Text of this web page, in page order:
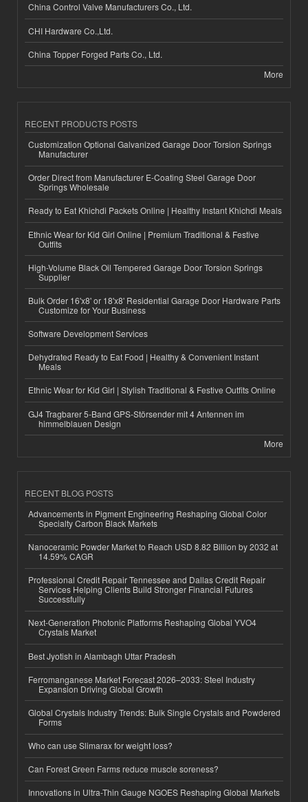
China Control Valve Manufacturers Co., Ltd.
CHI Hardware Co.,Ltd.
China Topper Forged Parts Co., Ltd.
More
RECENT PRODUCTS POSTS
Customization Optional Galvanized Garage Door Torsion Springs
Manufacturer
Order Direct from Manufacturer E-Coating Steel Garage Door
Springs Wholesale
Ready to Eat Khichdi Packets Online | Healthy Instant Khichdi Meals
Ethnic Wear for Kid Girl Online | Premium Traditional & Festive
Outfits
High-Volume Black Oil Tempered Garage Door Torsion Springs
Supplier
Bulk Order 16'x8' or 18'x8' Residential Garage Door Hardware Parts
Customize for Your Business
Software Development Services
Dehydrated Ready to Eat Food | Healthy & Convenient Instant
Meals
Ethnic Wear for Kid Girl | Stylish Traditional & Festive Outfits Online
GJ4 Tragbarer 5-Band GPS-Störsender mit 4 Antennen im
himmelblauen Design
More
RECENT BLOG POSTS
Advancements in Pigment Engineering Reshaping Global Color
Specialty Carbon Black Markets
Nanoceramic Powder Market to Reach USD 8.82 Billion by 2032 at
14.59% CAGR
Professional Credit Repair Tennessee and Dallas Credit Repair
Services Helping Clients Build Stronger Financial Futures
Successfully
Next-Generation Photonic Platforms Reshaping Global YVO4
Crystals Market
Best Jyotish in Alambagh Uttar Pradesh
Ferromanganese Market Forecast 2026–2033: Steel Industry
Expansion Driving Global Growth
Global Crystals Industry Trends: Bulk Single Crystals and Powdered
Forms
Who can use Slimarax for weight loss?
Can Forest Green Farms reduce muscle soreness?
Innovations in Ultra-Thin Gauge NGOES Reshaping Global Markets